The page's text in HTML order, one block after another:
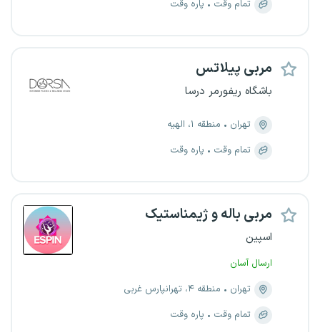
تمام وقت
پاره وقت
مربی پیلاتس
باشگاه ریفورمر درسا
تهران
منطقه ۱، الهیه
تمام وقت
پاره وقت
مربی باله و ژیمناستیک
اسپین
ارسال آسان
تهران
منطقه ۴، تهرانپارس غربی
تمام وقت
پاره وقت